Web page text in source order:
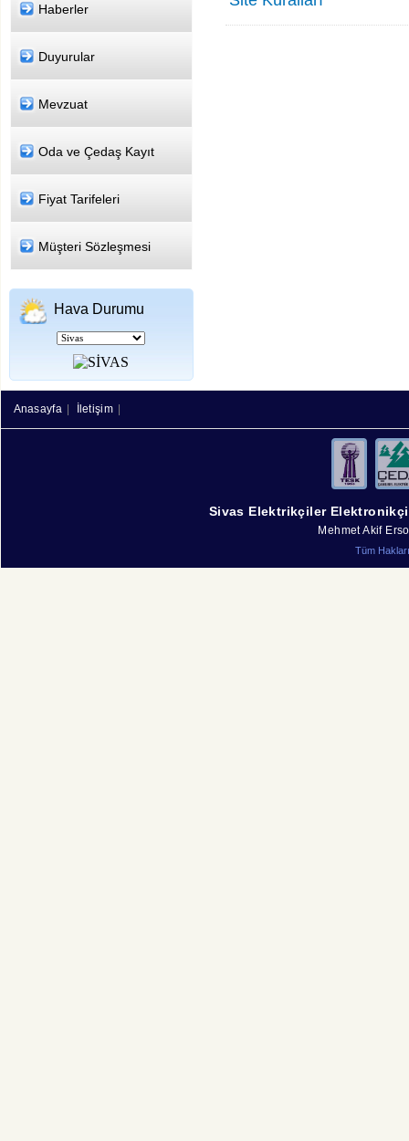
Haberler
Duyurular
Mevzuat
Oda ve Çedaş Kayıt
Fiyat Tarifeleri
Müşteri Sözleşmesi
Hava Durumu
Anasayfa İletişim
Sivas Elektrikçiler
Mehmet Akif
Tüm